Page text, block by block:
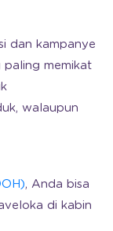
dan kampanye
paling memikat
walaupun
, Anda bisa
di kabin